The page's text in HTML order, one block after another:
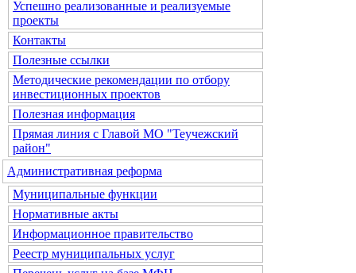
Успешно реализованные и реализуемые
проекты
Контакты
Полезные ссылки
Методические рекомендации по отбору
инвестиционных проектов
Полезная информация
Прямая линия с Главой МО "Теучежский
район"
Административная реформа
Муниципальные функции
Нормативные акты
Информационное правительство
Реестр муниципальных услуг